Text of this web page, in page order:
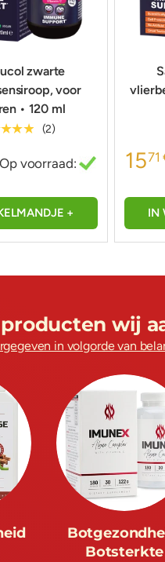
zwarte
voor
• 120 ml
(2)
Op voorraad:
+
1571
IN
wij
in volgorde van
Botsterkte